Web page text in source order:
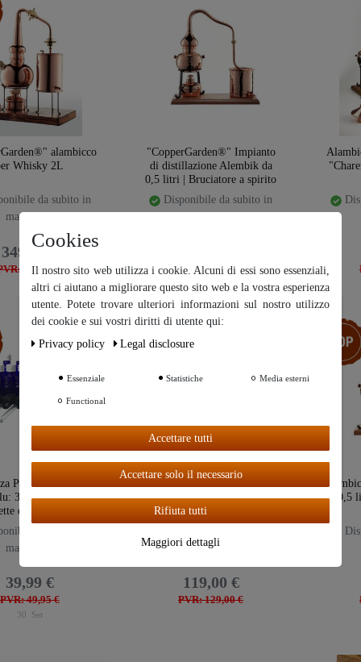
alambicco
Whisky 2L
da subito in
magazzino
399,00 €
349,00 €
"CopperGarden®" Impianto
di distillazione Alembik da
0,5 litri | Bruciatore a spirito
Disponibile da subito in
PVR: 179,00 €
Preoccupazioni" in
30 flaconi, tappi,
e spruzzatori
da subito in
magazzino
PVR: 49,95 €
39,99 €
30 Set
Ceres::Template.storeSpecialTop
"Al-Ambik®" | Rame e Vetro
magazzino
PVR: 129,00 €
119,00 €
da 0,5
Ceres::Template.cookieBarHintText
mplate.coo
eptAll
Cookies
Il nostro sito web utilizza i cookie. Alcuni di essi sono essenziali,
altri ci aiutano a migliorare questo sito web e la vostra esperienza
utente. Potete trovare ulteriori informazioni sul nostro utilizzo
dei cookie e sui vostri diritti di utente qui:
Privacy policy
Legal disclosure
Essenziale Statistiche Media esterni
Functional
Accettare tutti
Accettare solo il necessario
Rifiuta tutti
Maggiori dettagli